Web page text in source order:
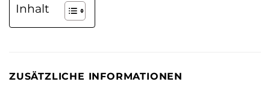
Inhalt
ZUSÄTZLICHE INFORMATIONEN